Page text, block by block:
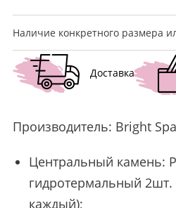
Наличие конкретного размера
Доставка
Производитель: Bright
Центральный камень:
гидротермальный 2шт.
каждый);